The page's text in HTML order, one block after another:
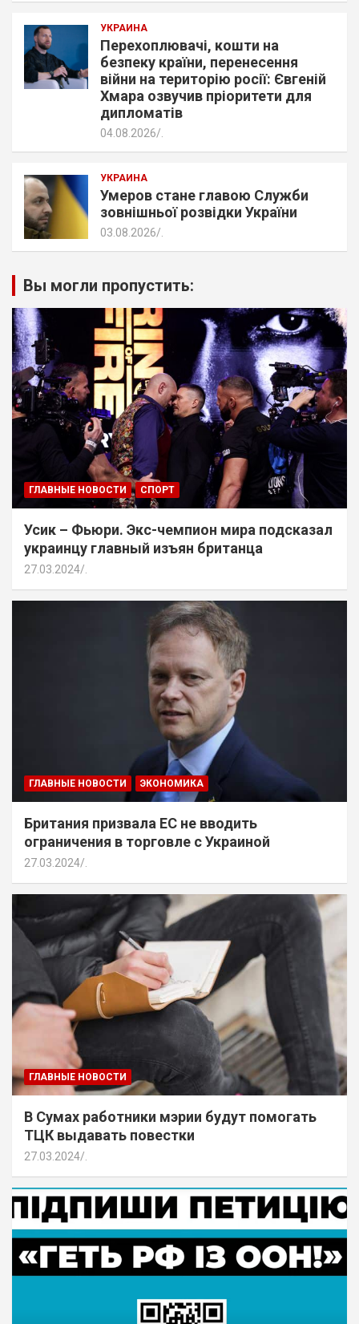
УКРАИНА
Перехоплювачі, кошти на
безпеку країни, перенесення
війни на територію росії: Євгеній
Хмара озвучив пріоритети для
дипломатів
04.08.2026
УКРАИНА
Умеров стане главою Служби
зовнішньої розвідки України
03.08.2026
Вы могли пропустить:
ГЛАВНЫЕ НОВОСТИ СПОРТ
Усик – Фьюри. Экс-чемпион мира подсказал
украинцу главный изъян британца
27.03.2024 .
ГЛАВНЫЕ НОВОСТИ ЭКОНОМИКА
Британия призвала ЕС не вводить
ограничения в торговле с Украиной
27.03.2024
ГЛАВНЫЕ НОВОСТИ
В Сумах работники мэрии будут помогать
ТЦК выдавать повестки
27.03.2024